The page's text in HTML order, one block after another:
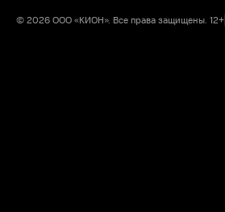
© 2026 ООО «КИОН». Все права защищены. 12+